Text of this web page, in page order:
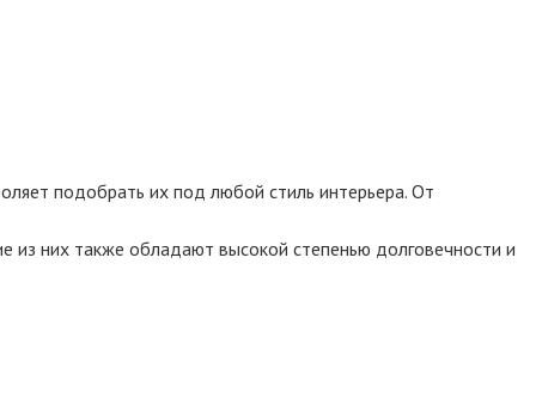
подобрать их под любой стиль интерьера. От
из них также обладают высокой степенью долговечности и